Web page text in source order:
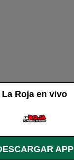
vivo
La Roja en vivo
APP